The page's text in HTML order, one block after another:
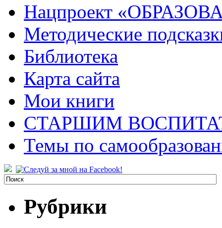
Нацпроект
Методические
Библиотека
Карта сайта
Мои книги
СТАРШИМ
Темы по
Рубрики